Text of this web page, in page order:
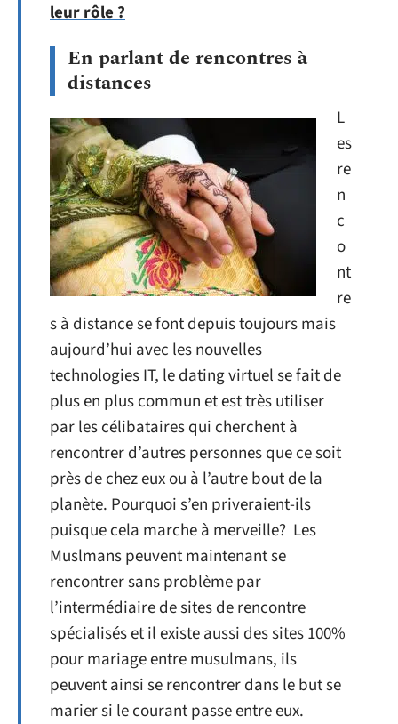
leur rôle ?
En parlant de rencontres à
distances
L
es
re
n
c
o
nt
re
s à distance se font depuis toujours mais
aujourd’hui avec les nouvelles
technologies IT, le dating virtuel se fait de
plus en plus commun et est très utiliser
par les célibataires qui cherchent à
rencontrer d’autres personnes que ce soit
près de chez eux ou à l’autre bout de la
planète. Pourquoi s’en priveraient-ils
puisque cela marche à merveille? Les
Muslmans peuvent maintenant se
rencontrer sans problème par
l’intermédiaire de sites de rencontre
spécialisés et il existe aussi des sites 100%
pour mariage entre musulmans, ils
peuvent ainsi se rencontrer dans le but se
marier si le courant passe entre eux.